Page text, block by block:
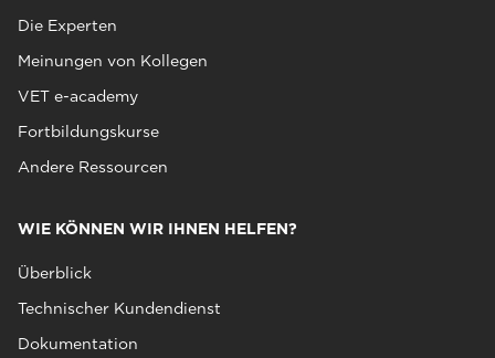
Die Experten
Meinungen von Kollegen
VET e-academy
Fortbildungskurse
Andere Ressourcen
WIE KÖNNEN WIR IHNEN HELFEN?
Überblick
Technischer Kundendienst
Dokumentation